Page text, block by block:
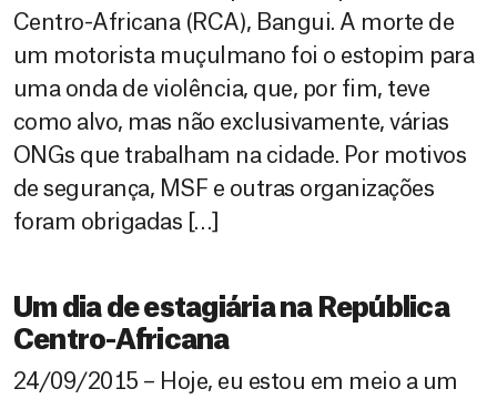
Centro-Africana (RCA), Bangui. A morte de
um motorista muçulmano foi o estopim para
uma onda de violência, que, por fim, teve
como alvo, mas não exclusivamente, várias
ONGs que trabalham na cidade. Por motivos
de segurança, MSF e outras organizações
foram obrigadas […]
Um dia de estagiária na República
Centro-Africana
24/09/2015 – Hoje, eu estou em meio a um